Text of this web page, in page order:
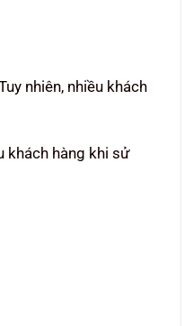
nhiên, nhiều khách
khách hàng khi sử